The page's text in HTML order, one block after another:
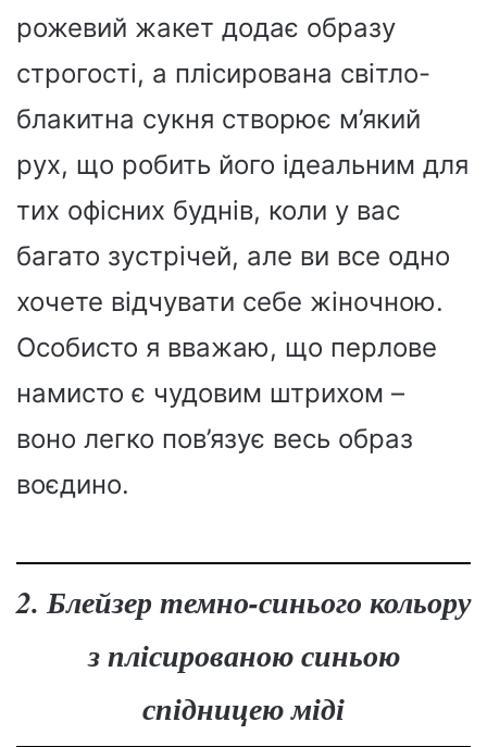
рожевий жакет додає образу
строгості, а плісирована світло-
блакитна сукня створює м’який
рух, що робить його ідеальним для
тих офісних буднів, коли у вас
багато зустрічей, але ви все одно
хочете відчувати себе жіночною.
Особисто я вважаю, що перлове
намисто є чудовим штрихом –
воно легко пов’язує весь образ
воєдино.
2. Блейзер темно-синього кольору
з плісированою синьою
спідницею міді